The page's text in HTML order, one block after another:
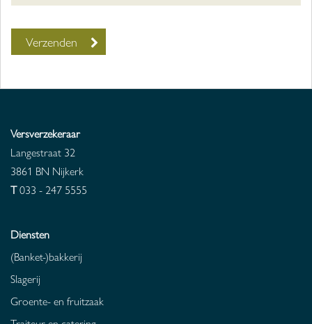
Versverzekeraar
Langestraat 32
3861 BN Nijkerk
T033 - 247 5555
Diensten
(Banket-)bakkerij
Slagerij
Groente- en fruitzaak